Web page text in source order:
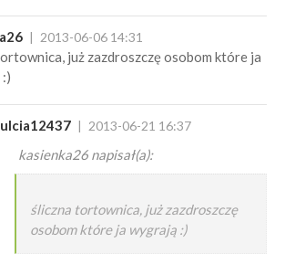
2013-06-06 14:31
już zazdroszczę osobom które ja
2013-06-21 16:37
kasienka26 napisał(a):
śliczna tortownica, już zazdroszczę
osobom które ja wygrają :)